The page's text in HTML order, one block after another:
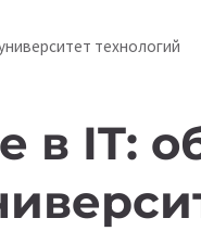
технологий
в IT: